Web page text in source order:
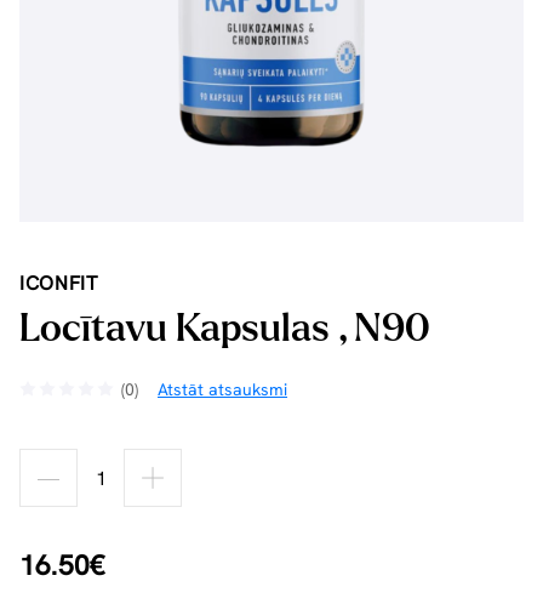
ICONFIT
Locītavu Kapsulas , N90
(0) Atstāt atsauksmi
16.50€